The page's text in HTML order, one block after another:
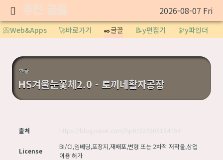
2026-08-07 Fri
📀Web&Apps 🚀바로가기 ✒️글꼴 📝y편집기 🔭y파인더
한글
HS겨울눈꽃체2.0 - 토끼네활자공장
출처 https://blog.naver.com/hp0/222605164754
License
BI/CI,임베딩,포장지,재배포,변형 또는 2차적 저작물,상업
이용 허가
Sketchbook5, 스케치북5
Sketchbook5, 스케치북5